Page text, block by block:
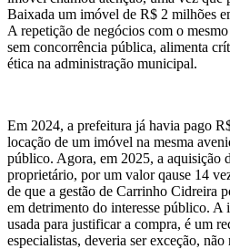
Baixada um imóvel de R$ 2 milhões
A repetição de negócios com o
sem concorrência pública, alimenta
ética na administração municipal.
Em 2024, a prefeitura já havia pago
locação de um imóvel na mesma
público. Agora, em 2025, a aquisição
proprietário, por um valor qause 14
de que a gestão de Carrinho Cidreira
em detrimento do interesse público.
usada para justificar a compra, é um
especialistas, deveria ser exceção, não